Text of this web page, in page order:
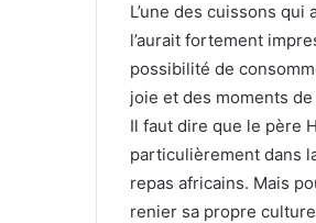
L’une des cuissons
l’aurait fortement
possibilité de
joie et des moments
Il faut dire que le père
particulièrement dans
repas africains. Mais
renier sa propre